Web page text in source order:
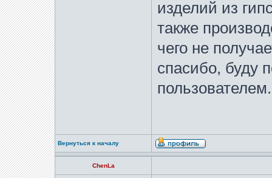
изделий из
также
чего не
спасибо, буду
Вернуться к началу
ChenLa